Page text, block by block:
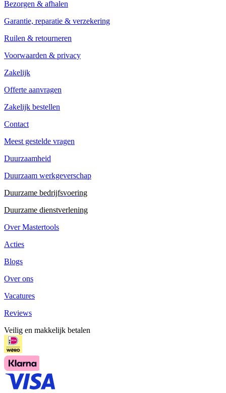
Bezorgen & afhalen
Garantie, reparatie & verzekering
Ruilen & retourneren
Voorwaarden & privacy
Zakelijk
Offerte aanvragen
Zakelijk bestellen
Contact
Meest gestelde vragen
Duurzaamheid
Duurzaam werkgeverschap
Duurzame bedrijfsvoering
Duurzame dienstverlening
Over Mastertools
Acties
Blogs
Over ons
Vacatures
Reviews
Veilig en makkelijk betalen